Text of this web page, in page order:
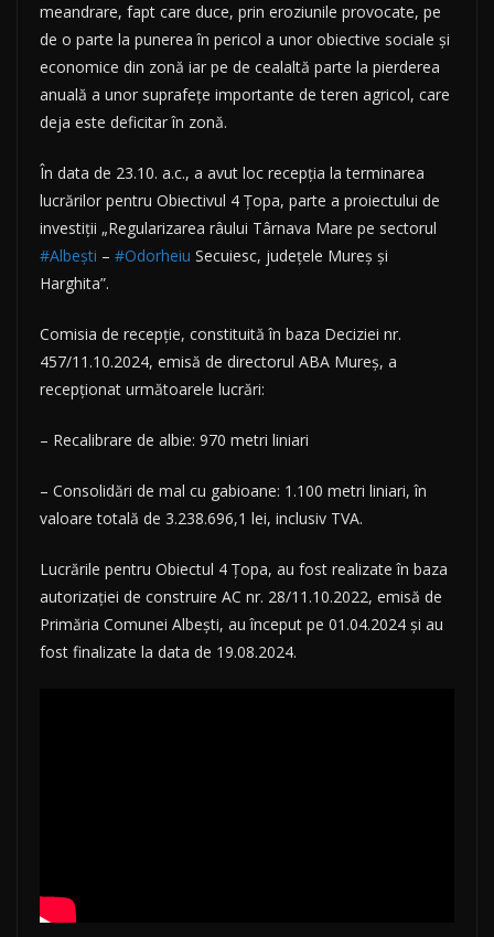
meandrare, fapt care duce, prin eroziunile provocate, pe
de o parte la punerea în pericol a unor obiective sociale și
economice din zonă iar pe de cealaltă parte la pierderea
anuală a unor suprafețe importante de teren agricol, care
deja este deficitar în zonă.
În data de 23.10. a.c., a avut loc recepția la terminarea
lucrărilor pentru Obiectivul 4 Țopa, parte a proiectului de
investiții „Regularizarea râului Târnava Mare pe sectorul
#Albești – #Odorheiu Secuiesc, județele Mureș și
Harghita”.
Comisia de recepție, constituită în baza Deciziei nr.
457/11.10.2024, emisă de directorul ABA Mureș, a
recepționat următoarele lucrări:
– Recalibrare de albie: 970 metri liniari
– Consolidări de mal cu gabioane: 1.100 metri liniari, în
valoare totală de 3.238.696,1 lei, inclusiv TVA.
Lucrările pentru Obiectul 4 Țopa, au fost realizate în baza
autorizației de construire AC nr. 28/11.10.2022, emisă de
Primăria Comunei Albești, au început pe 01.04.2024 și au
fost finalizate la data de 19.08.2024.